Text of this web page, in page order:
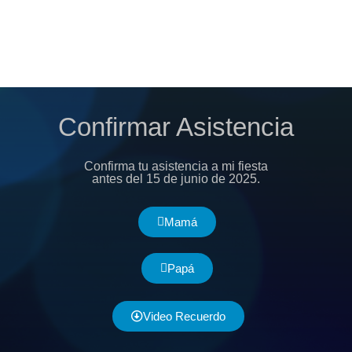
Confirmar Asistencia
Confirma tu asistencia a mi fiesta
antes del 15 de junio de 2025.
Mamá
Papá
Video Recuerdo